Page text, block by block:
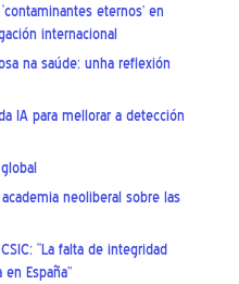
eternos’ en
internacional
na saúde: unha reflexión
IA para mellorar a detección
neoliberal sobre las
“La falta de integridad
España”